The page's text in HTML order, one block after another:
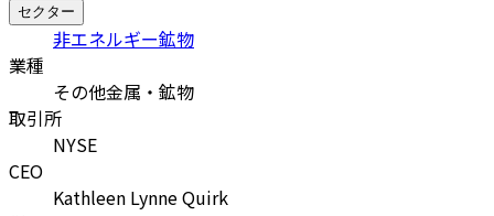
セクター
非エネルギー鉱物
業種
その他金属・鉱物
取引所
NYSE
CEO
Kathleen Lynne Quirk